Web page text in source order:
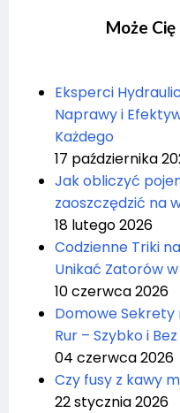
Może
Eksperci
Naprawy i
Każdego
17 października
Jak obliczyć
zaoszczędzić na
18 lutego 2026
Codzienne Triki
Unikać Zatorów
10 czerwca 2026
Domowe
Rur – Szybko i
04 czerwca 2026
Czy fusy z kawy
22 stycznia 2026